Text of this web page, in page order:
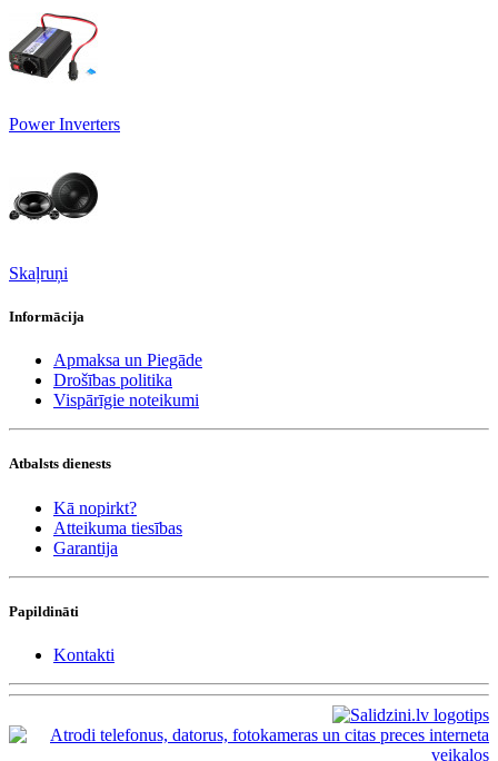
Power Inverters
Skaļruņi
Informācija
Apmaksa un Piegāde
Drošības politika
Vispārīgie noteikumi
Atbalsts dienests
Kā nopirkt?
Atteikuma tiesības
Garantija
Papildināti
Kontakti